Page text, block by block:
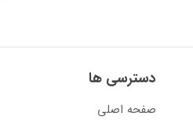
دسترسی ها
صفحه اصلی